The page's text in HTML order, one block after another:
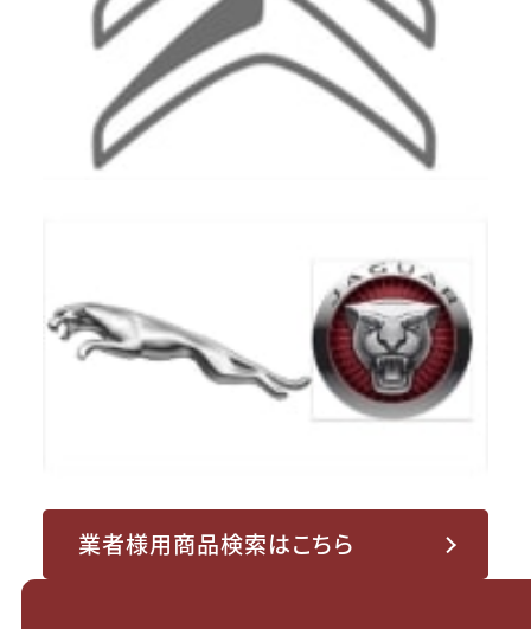
業者様用商品検索はこちら